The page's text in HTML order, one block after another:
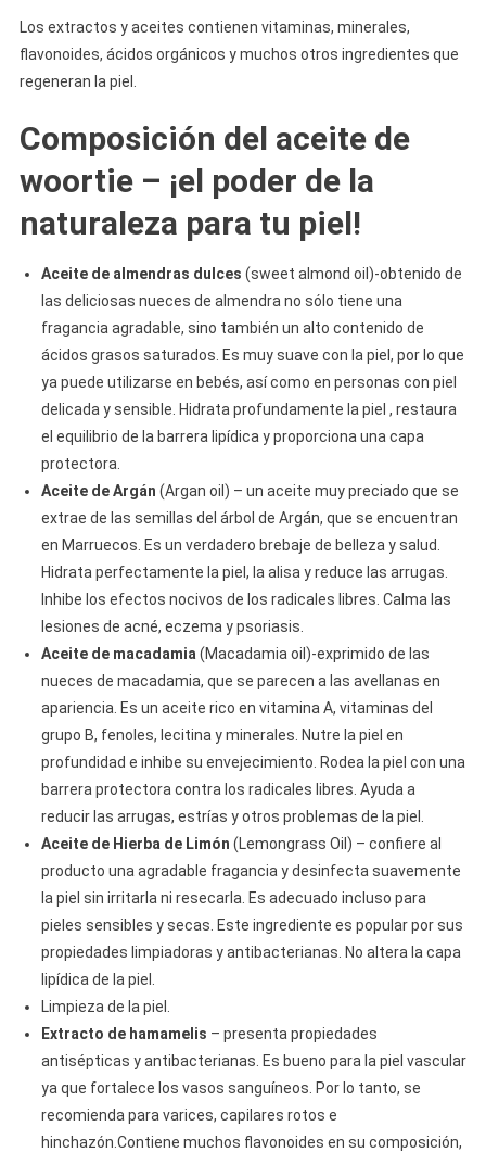
Los extractos y aceites contienen vitaminas, minerales,
flavonoides, ácidos orgánicos y muchos otros ingredientes que
regeneran la piel.
Composición del aceite de
woortie – ¡el poder de la
naturaleza para tu piel!
Aceite de almendras dulces (sweet almond oil)-obtenido de
las deliciosas nueces de almendra no sólo tiene una
fragancia agradable, sino también un alto contenido de
ácidos grasos saturados. Es muy suave con la piel, por lo que
ya puede utilizarse en bebés, así como en personas con piel
delicada y sensible. Hidrata profundamente la piel , restaura
el equilibrio de la barrera lipídica y proporciona una capa
protectora.
Aceite de Argán (Argan oil) – un aceite muy preciado que se
extrae de las semillas del árbol de Argán, que se encuentran
en Marruecos. Es un verdadero brebaje de belleza y salud.
Hidrata perfectamente la piel, la alisa y reduce las arrugas.
Inhibe los efectos nocivos de los radicales libres. Calma las
lesiones de acné, eczema y psoriasis.
Aceite de macadamia (Macadamia oil)-exprimido de las
nueces de macadamia, que se parecen a las avellanas en
apariencia. Es un aceite rico en vitamina A, vitaminas del
grupo B, fenoles, lecitina y minerales. Nutre la piel en
profundidad e inhibe su envejecimiento. Rodea la piel con una
barrera protectora contra los radicales libres. Ayuda a
reducir las arrugas, estrías y otros problemas de la piel.
Aceite de Hierba de Limón (Lemongrass Oil) – confiere al
producto una agradable fragancia y desinfecta suavemente
la piel sin irritarla ni resecarla. Es adecuado incluso para
pieles sensibles y secas. Este ingrediente es popular por sus
propiedades limpiadoras y antibacterianas. No altera la capa
lipídica de la piel.
Limpieza de la piel.
Extracto de hamamelis – presenta propiedades
antisépticas y antibacterianas. Es bueno para la piel vascular
ya que fortalece los vasos sanguíneos. Por lo tanto, se
recomienda para varices, capilares rotos e
hinchazón.Contiene muchos flavonoides en su composición,